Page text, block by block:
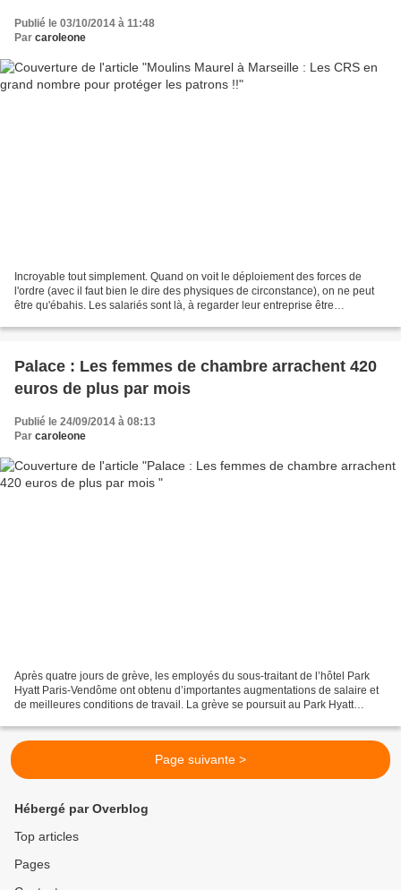
Publié le 03/10/2014 à 11:48
Par caroleone
Incroyable tout simplement. Quand on voit le déploiement des forces de
l'ordre (avec il faut bien le dire des physiques de circonstance), on ne peut
être qu'ébahis. Les salariés sont là, à regarder leur entreprise être
Palace : Les femmes de chambre arrachent 420
euros de plus par mois
Publié le 24/09/2014 à 08:13
Par caroleone
Après quatre jours de grève, les employés du sous-traitant de l’hôtel Park
Hyatt Paris-Vendôme ont obtenu d’importantes augmentations de salaire et
de meilleures conditions de travail. La grève se poursuit au Park Hyatt
Page suivante >
Hébergé par Overblog
Top articles
Pages